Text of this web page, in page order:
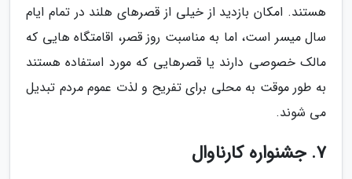
هستند. امکان بازدید از خیلی از قصرهای هلند در تمام ایام
سال میسر است، اما به مناسبت روز قصر، اقامتگاه هایی که
مالک خصوصی دارند یا قصرهایی که مورد استفاده هستند
به طور موقت به محلی برای تفریح و لذت عموم مردم تبدیل
می شوند.
7. جشنواره کارناوال